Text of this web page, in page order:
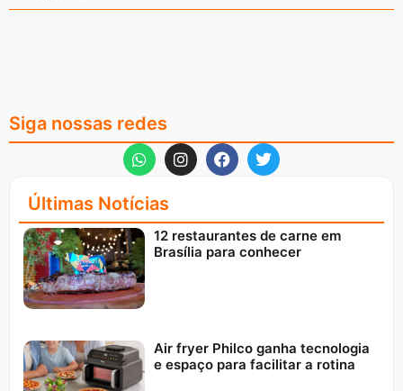
Siga nossas redes
Últimas Notícias
12 restaurantes de carne em
Brasília para conhecer
Air fryer Philco ganha tecnologia
e espaço para facilitar a rotina